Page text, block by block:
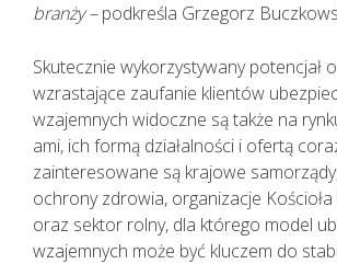
branży –podkreśla Grzegorz
Skutecznie wykorzystywany potencjał
wzrastające zaufanie klientów
wzajemnych widoczne są także na
ami, ich formą działalności i ofertą
zainteresowane są krajowe
ochrony zdrowia, organizacje
oraz sektor rolny, dla którego model
wzajemnych może być kluczem do